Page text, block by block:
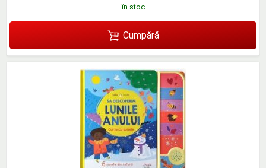
în stoc
Cumpără